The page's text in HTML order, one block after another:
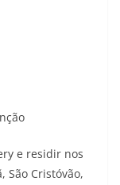
e residir nos
São Cristóvão,